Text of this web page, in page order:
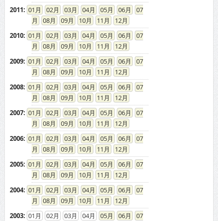
2011: 01 02 03 04 05 06
07
08
09 10 11
12
2010: 01 02 03 04 05 06
07
08
09 10 11
12
2009: 01 02 03 04 05 06
07
08
09 10 11
12
2008: 01 02 03 04 05 06
07
08
09 10 11
12
2007: 01 02 03 04 05 06
07
08
09 10 11
12
2006: 01 02 03 04 05 06
07
08
09 10 11
12
2005: 01 02 03 04 05 06
07
08
09 10 11
12
2004: 01 02 03 04 05 06
07
08
09 10 11
12
2003: 01 02 03 04 05 06
07